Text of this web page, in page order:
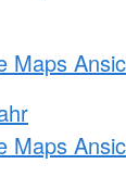
Maps
Maps